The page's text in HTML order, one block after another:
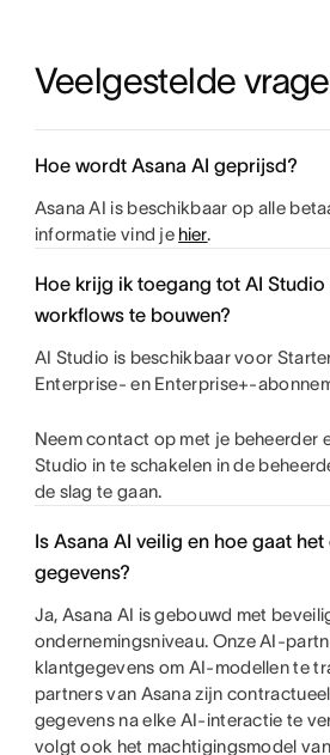
Veelgestelde
Hoe wordt Asana AI geprijsd?
Asana AI is beschikbaar op alle
informatie vind je hier.
Hoe krijg ik toegang tot AI
workflows te bouwen?
AI Studio is beschikbaar voor
Enterprise- en Enterprise+-
Neem contact op met je beheerder
Studio in te schakelen in de
de slag te gaan.
Is Asana AI veilig en hoe gaat
gegevens?
Ja, Asana AI is gebouwd met
ondernemingsniveau. Onze AI-
klantgegevens om AI-modellen te
partners van Asana zijn
gegevens na elke AI-interactie te
volgt ook het machtigingsmodel